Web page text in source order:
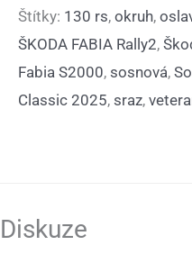
Štítky: 130 rs, okruh,
ŠKODA FABIA Rally2,
Fabia S2000, sosnová,
Classic 2025, sraz,
Diskuze